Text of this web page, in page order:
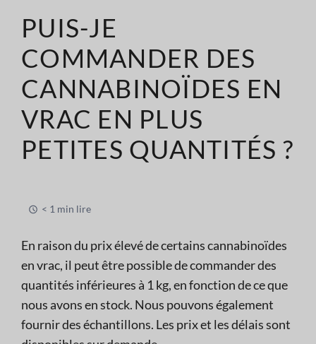
PUIS-JE
COMMANDER DES
CANNABINOÏDES EN
VRAC EN PLUS
PETITES QUANTITÉS ?
< 1 min lire
En raison du prix élevé de certains cannabinoïdes
en vrac, il peut être possible de commander des
quantités inférieures à 1 kg, en fonction de ce que
nous avons en stock. Nous pouvons également
fournir des échantillons. Les prix et les délais sont